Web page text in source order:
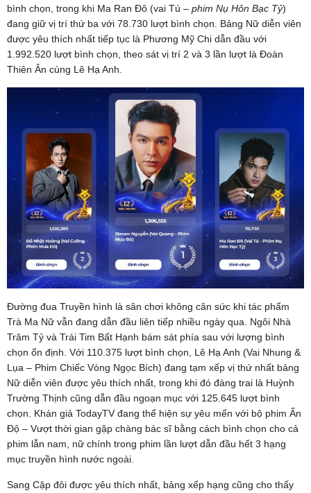
bình chọn, trong khi Ma Ran Đô (vai Tú – phim Nụ Hôn Bạc Tỷ)
đang giữ vị trí thứ ba với 78.730 lượt bình chọn. Bảng Nữ diễn viên
được yêu thích nhất tiếp tục là Phương Mỹ Chi dẫn đầu với
1.992.520 lượt bình chọn, theo sát vị trí 2 và 3 lần lượt là Đoàn
Thiên Ân cùng Lê Hạ Anh.
Đường đua Truyền hình là sân chơi không cân sức khi tác phẩm
Trà Ma Nữ vẫn đang dẫn đầu liên tiếp nhiều ngày qua. Ngôi Nhà
Trăm Tỷ và Trái Tim Bất Hạnh bám sát phía sau với lượng bình
chọn ổn định. Với 110.375 lượt bình chọn, Lê Hạ Anh (Vai Nhung &
Lụa – Phim Chiếc Vòng Ngọc Bích) đang tạm xếp vị thứ nhất bảng
Nữ diễn viên được yêu thích nhất, trong khi đó đàng trai là Huỳnh
Trường Thịnh cũng dẫn đầu ngoạn mục với 125.645 lượt bình
chọn. Khán giả TodayTV đang thể hiện sự yêu mến với bộ phim Ấn
Độ – Vượt thời gian gặp chàng bác sĩ bằng cách bình chọn cho cả
phim lẫn nam, nữ chính trong phim lần lượt dẫn đầu hết 3 hạng
mục truyền hình nước ngoài.
Sang Cặp đôi được yêu thích nhất, bảng xếp hạng cũng cho thấy